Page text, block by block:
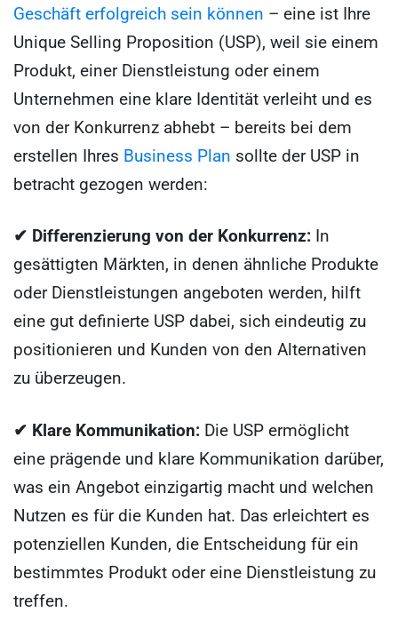
Geschäft erfolgreich sein können – eine ist Ihre
Unique Selling Proposition (USP), weil sie einem
Produkt, einer Dienstleistung oder einem
Unternehmen eine klare Identität verleiht und es
von der Konkurrenz abhebt – bereits bei dem
erstellen Ihres Business Plan sollte der USP in
betracht gezogen werden:
✔ Differenzierung von der Konkurrenz: In
gesättigten Märkten, in denen ähnliche Produkte
oder Dienstleistungen angeboten werden, hilft
eine gut definierte USP dabei, sich eindeutig zu
positionieren und Kunden von den Alternativen
zu überzeugen.
✔ Klare Kommunikation: Die USP ermöglicht
eine prägende und klare Kommunikation darüber,
was ein Angebot einzigartig macht und welchen
Nutzen es für die Kunden hat. Das erleichtert es
potenziellen Kunden, die Entscheidung für ein
bestimmtes Produkt oder eine Dienstleistung zu
treffen.